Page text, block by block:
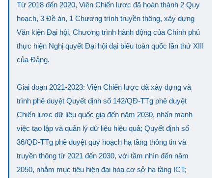
Từ 2018 đến 2020, Viện Chiến lược đã hoàn thành 2 Quy
hoạch, 3 Đề án, 1 Chương trình truyền thông, xây dựng
Văn kiện Đại hội, Chương trình hành động của Chính phủ
thực hiện Nghị quyết Đại hội đại biểu toàn quốc lần thứ XIII
của Đảng.
Giai đoạn 2021-2023: Viện Chiến lược đã xây dựng và
trình phê duyệt Quyết định số 142/QĐ-TTg phê duyệt
Chiến lược dữ liệu quốc gia đến năm 2030, nhấn mạnh
việc tạo lập và quản lý dữ liệu hiệu quả; Quyết định số
36/QĐ-TTg phê duyệt quy hoạch hạ tầng thông tin và
truyền thông từ 2021 đến 2030, với tầm nhìn đến năm
2050, nhằm mục tiêu hiện đại hóa cơ sở hạ tầng ICT;